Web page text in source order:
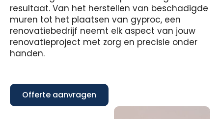
resultaat. Van het herstellen van beschadigde
muren tot het plaatsen van gyproc, een
renovatiebedrijf neemt elk aspect van jouw
renovatieproject met zorg en precisie onder
handen.
Offerte aanvragen